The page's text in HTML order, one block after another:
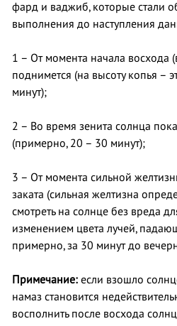
фард и ваджиб, которые стали
выполнения до наступления
1 – От момента начала восхода
поднимется (на высоту копья –
минут);
2 – Во время зенита солнца
(примерно, 20 – 30 минут);
3 – От момента сильной
заката (сильная желтизна
смотреть на солнце без вреда
изменением цвета лучей,
примерно, за 30 минут до
Примечание: если взошло
намаз становится
восполнить после восхода